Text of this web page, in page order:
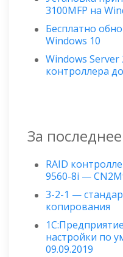
3100MFP на
Бесплатно
Windows 10
Windows
контроллера
За
RAID
9560-8i —
3-2-1 —
копирования
настройки по
09.09.2019